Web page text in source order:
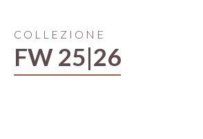
COLLEZIONE
FW 25|26